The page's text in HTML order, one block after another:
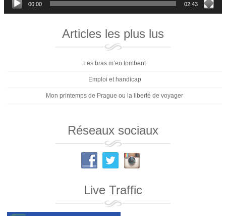
00:00 02:43
Articles les plus lus
Les bras m’en tombent
Emploi et handicap
Mon printemps de Prague ou la liberté de voyager
Réseaux sociaux
Live Traffic